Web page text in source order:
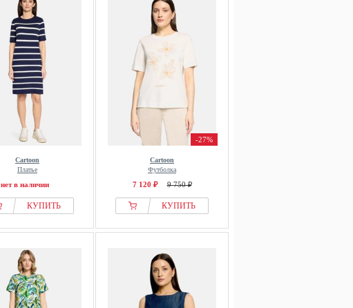
Cartoon
Платье
нет в наличии
КУПИТЬ
-27%
Cartoon
Футболка
7 120 ₽ 9 750 ₽
КУПИТЬ